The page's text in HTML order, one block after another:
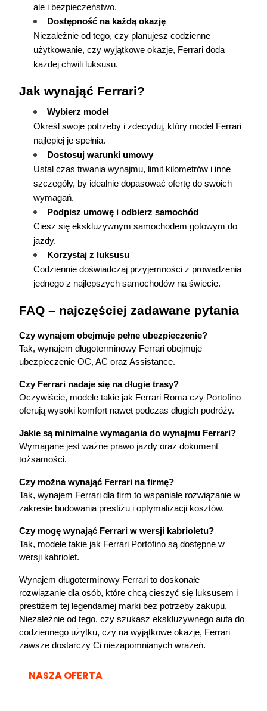
NASZA OFERTA
ale i bezpieczeństwo.
Dostępność na każdą okazję
Niezależnie od tego, czy planujesz codzienne
użytkowanie, czy wyjątkowe okazje, Ferrari doda
każdej chwili luksusu.
Jak wynająć Ferrari?
Wybierz model
Określ swoje potrzeby i zdecyduj, który model Ferrari
najlepiej je spełnia.
Dostosuj warunki umowy
Ustal czas trwania wynajmu, limit kilometrów i inne
szczegóły, by idealnie dopasować ofertę do swoich
wymagań.
Podpisz umowę i odbierz samochód
Ciesz się ekskluzywnym samochodem gotowym do
jazdy.
Korzystaj z luksusu
Codziennie doświadczaj przyjemności z prowadzenia
jednego z najlepszych samochodów na świecie.
FAQ – najczęściej zadawane pytania
Czy wynajem obejmuje pełne ubezpieczenie?
Tak, wynajem długoterminowy Ferrari obejmuje
ubezpieczenie OC, AC oraz Assistance.
Czy Ferrari nadaje się na długie trasy?
Oczywiście, modele takie jak Ferrari Roma czy Portofino
oferują wysoki komfort nawet podczas długich podróży.
Jakie są minimalne wymagania do wynajmu Ferrari?
Wymagane jest ważne prawo jazdy oraz dokument
tożsamości.
Czy można wynająć Ferrari na firmę?
Tak, wynajem Ferrari dla firm to wspaniałe rozwiązanie w
zakresie budowania prestiżu i optymalizacji kosztów.
Czy mogę wynająć Ferrari w wersji kabrioletu?
Tak, modele takie jak Ferrari Portofino są dostępne w
wersji kabriolet.
Wynajem długoterminowy Ferrari to doskonałe
rozwiązanie dla osób, które chcą cieszyć się luksusem i
prestiżem tej legendarnej marki bez potrzeby zakupu.
Niezależnie od tego, czy szukasz ekskluzywnego auta do
codziennego użytku, czy na wyjątkowe okazje, Ferrari
zawsze dostarczy Ci niezapomnianych wrażeń.